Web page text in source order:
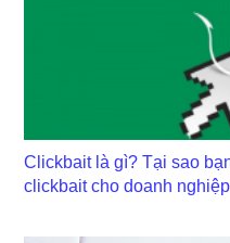
Clickbait là gì? Tại sao
clickbait cho doanh